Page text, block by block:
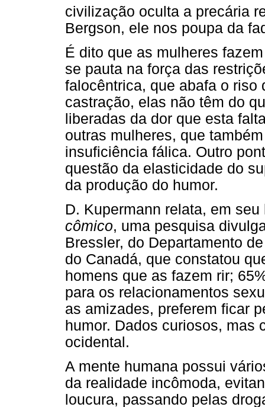
civilização oculta a precária
Bergson, ele nos poupa da
É dito que as mulheres
se pauta na força das
falocêntrica, que abafa o riso
castração, elas não têm do
liberadas da dor que esta
outras mulheres, que
insuficiência fálica. Outro
questão da elasticidade do
da produção do humor.
D. Kupermann relata, em
cômico, uma pesquisa
Bressler, do Departamento
do Canadá, que constatou
homens que as fazem rir;
para os relacionamentos
as amizades, preferem ficar
humor. Dados curiosos, mas
ocidental.
A mente humana possui
da realidade incômoda,
loucura, passando pelas